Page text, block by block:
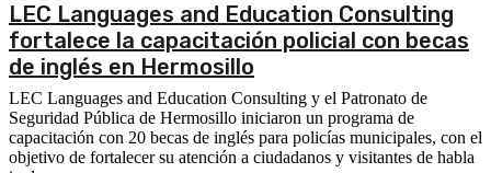
LEC Languages and Education Consulting
fortalece la capacitación policial con becas
de inglés en Hermosillo
LEC Languages and Education Consulting y el Patronato de
Seguridad Pública de Hermosillo iniciaron un programa de
capacitación con 20 becas de inglés para policías municipales, con el
objetivo de fortalecer su atención a ciudadanos y visitantes de habla